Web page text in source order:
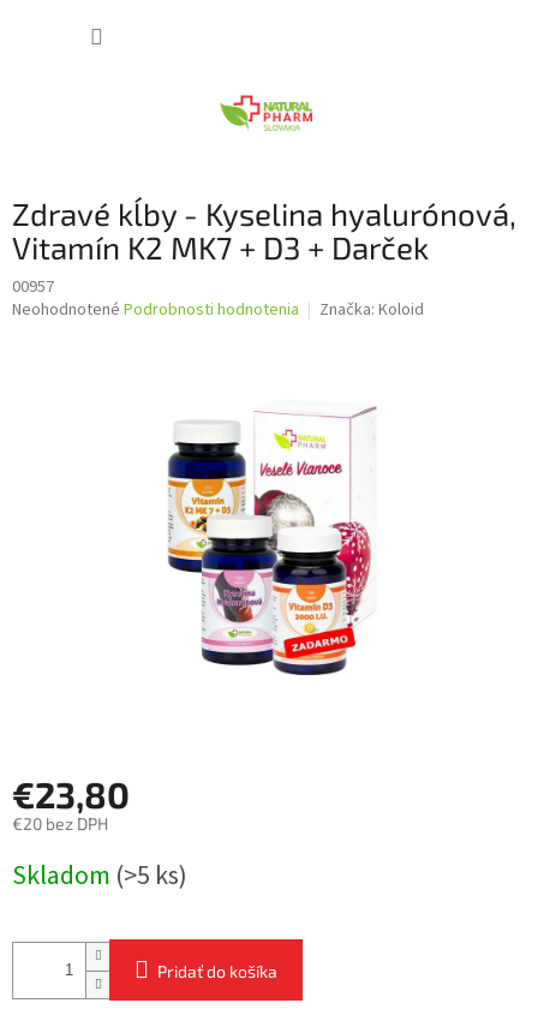
Zdravé kĺby - Kyselina hyalurónová,
Vitamín K2 MK7 + D3 + Darček
00957
Priemerné
Neohodnotené Podrobnosti hodnotenia Značka: Koloid
€23,80
€20 bez DPH
cena:
Skladom (>5 ks)
Pridať do košíka